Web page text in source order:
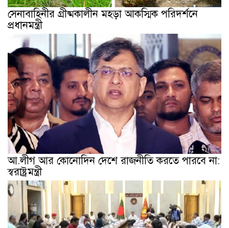
সেনাবাহিনীর গ্রীষ্মকালীন মহড়া আকস্মিক পরিদর্শনে
প্রধানমন্ত্রী
আ.লীগ আর কোনোদিন দেশে রাজনীতি করতে পারবে না:
স্বরাষ্ট্রমন্ত্রী